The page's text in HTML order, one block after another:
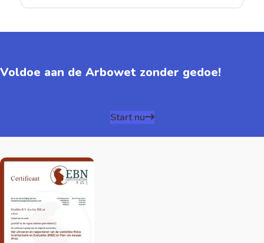
Voldoe aan de Arbowet zonder gedoe!
Start nu